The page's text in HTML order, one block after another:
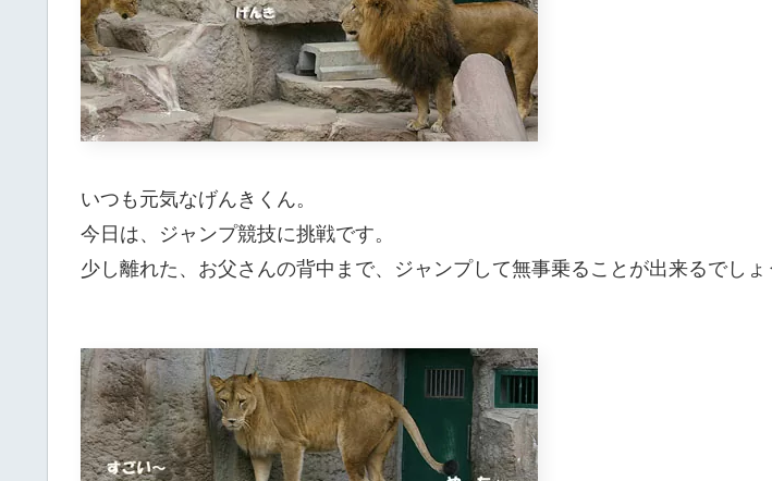
いつも元気なげんきくん。
今日は、ジャンプ競技に挑戦です。
少し離れた、お父さんの背中まで、ジャンプして無事乗ることが出来るでしょ